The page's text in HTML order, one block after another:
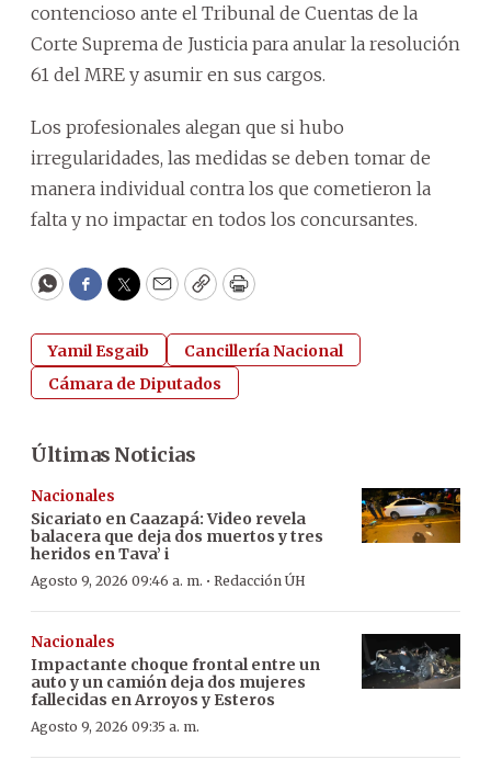
contencioso ante el Tribunal de Cuentas de la
Corte Suprema de Justicia para anular la resolución
61 del MRE y asumir en sus cargos.
Los profesionales alegan que si hubo
irregularidades, las medidas se deben tomar de
manera individual contra los que cometieron la
falta y no impactar en todos los concursantes.
WhatsApp
Facebook
Twitter
EmailCopyPrint
Yamil Esgaib
Cancillería Nacional
Cámara de Diputados
Últimas Noticias
Nacionales
Sicariato en Caazapá: Video revela
balacera que deja dos muertos y tres
heridos en Tava’ i
Agosto 9, 2026 09:46 a. m. · Redacción ÚH
Nacionales
Impactante choque frontal entre un
auto y un camión deja dos mujeres
fallecidas en Arroyos y Esteros
Agosto 9, 2026 09:35 a. m.